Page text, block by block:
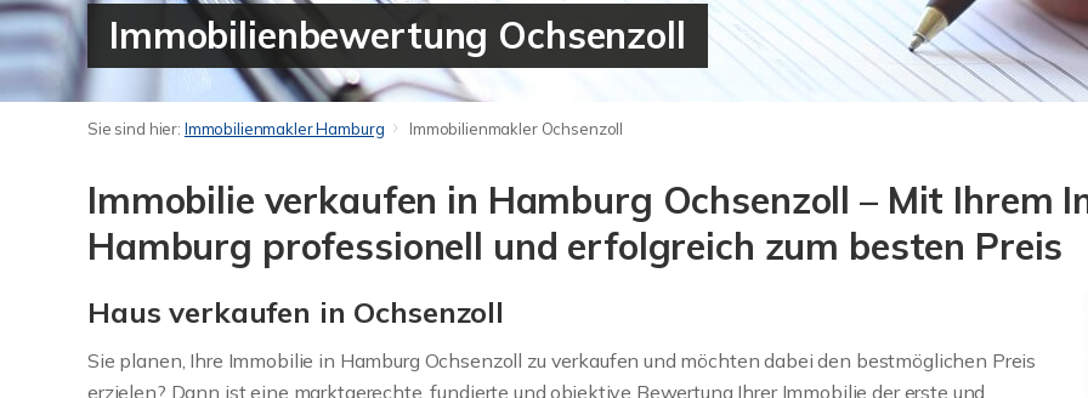
Immobilienbewertung Ochsenzoll
Sie sind hier: Immobilienmakler Hamburg Immobilienmakler Ochsenzoll
Immobilie verkaufen in Hamburg Ochsenzoll – Mit Ihrem
Hamburg professionell und erfolgreich zum besten Preis
Haus verkaufen in Ochsenzoll
Sie planen, Ihre Immobilie in Hamburg Ochsenzoll zu verkaufen und möchten dabei den bestmöglichen Preis
erzielen? Dann ist eine marktgerechte, fundierte und objektive Bewertung Ihrer Immobilie der erste und